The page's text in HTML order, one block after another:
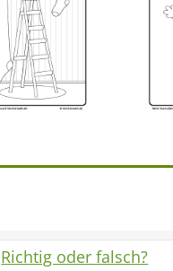
Richtig oder falsch?